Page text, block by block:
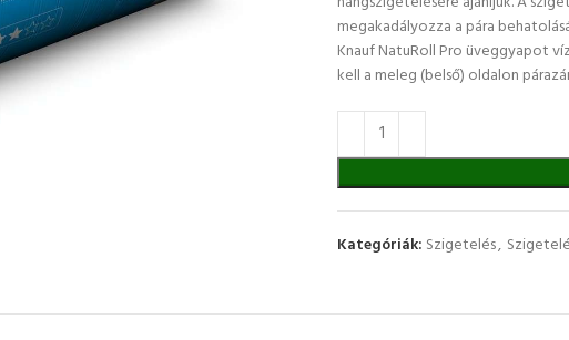
megakadályozza a pára
Knauf NatuRoll Pro üveggyapot
kell a meleg (belső) oldalon
Kategóriák: Szigetelés,